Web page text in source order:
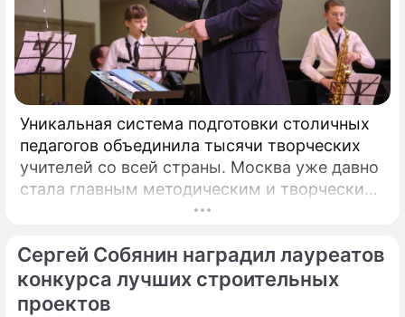
Уникальная система подготовки столичных
педагогов объединила тысячи творческих
учителей со всей страны. Москва уже давно
стала главным методическим и творческим
центром России, где рождаются самые
талантов.
Сергей Собянин наградил лауреатов
конкурса лучших строительных
проектов